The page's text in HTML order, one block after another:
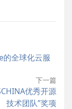
全球化云服
下一篇
优秀开源
技术团队”奖项